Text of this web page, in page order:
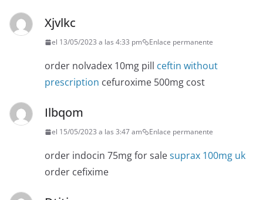
Xjvlkc
el 13/05/2023 a las 4:33 pm Enlace permanente
order nolvadex 10mg pill ceftin without
prescription cefuroxime 500mg cost
Ilbqom
el 15/05/2023 a las 3:47 am Enlace permanente
order indocin 75mg for salesuprax 100mg uk
order cefixime